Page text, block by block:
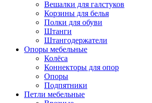
Вешалки для галстуков
Корзины для белья
Полки для обуви
Штанги
Штангодержатели
Опоры мебельные
Колёса
Коннекторы для опор
Опоры
Подпятники
Петли мебельные